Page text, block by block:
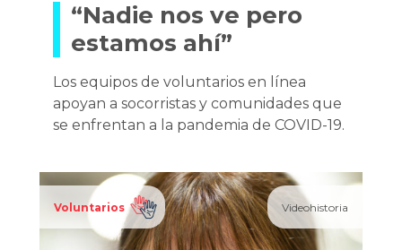
“Nadie nos ve pero
estamos ahí”
Los equipos de voluntarios en línea
apoyan a socorristas y comunidades que
se enfrentan a la pandemia de COVID-19.
Voluntarios Videohistoria